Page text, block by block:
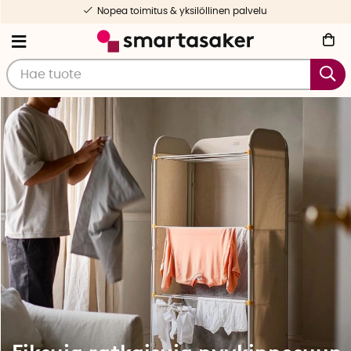
Valikoituja ja testattuja tuotteita